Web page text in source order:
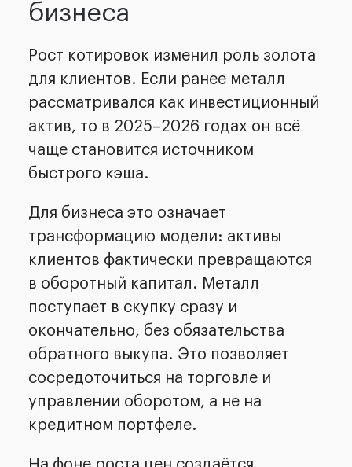
бизнеса
Рост котировок изменил роль золота
для клиентов. Если ранее металл
рассматривался как инвестиционный
актив, то в 2025–2026 годах он всё
чаще становится источником
быстрого кэша.
Для бизнеса это означает
трансформацию модели: активы
клиентов фактически превращаются
в оборотный капитал. Металл
поступает в скупку сразу и
окончательно, без обязательства
обратного выкупа. Это позволяет
сосредоточиться на торговле и
управлении оборотом, а не на
кредитном портфеле.